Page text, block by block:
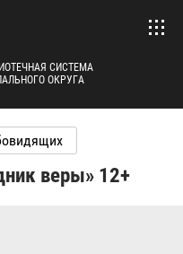
СИСТЕМА
ОКРУГА
веры» 12+